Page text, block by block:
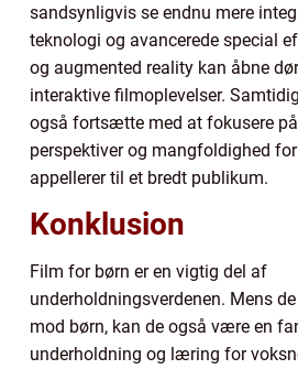
sandsynligvis se endnu mere
teknologi og avancerede special
og augmented reality kan åbne
interaktive filmoplevelser.
også fortsætte med at fokusere
perspektiver og mangfoldighed
appellerer til et bredt publikum.
Konklusion
Film for børn er en vigtig del af
underholdningsverdenen. Mens
mod børn, kan de også være en
underholdning og læring for